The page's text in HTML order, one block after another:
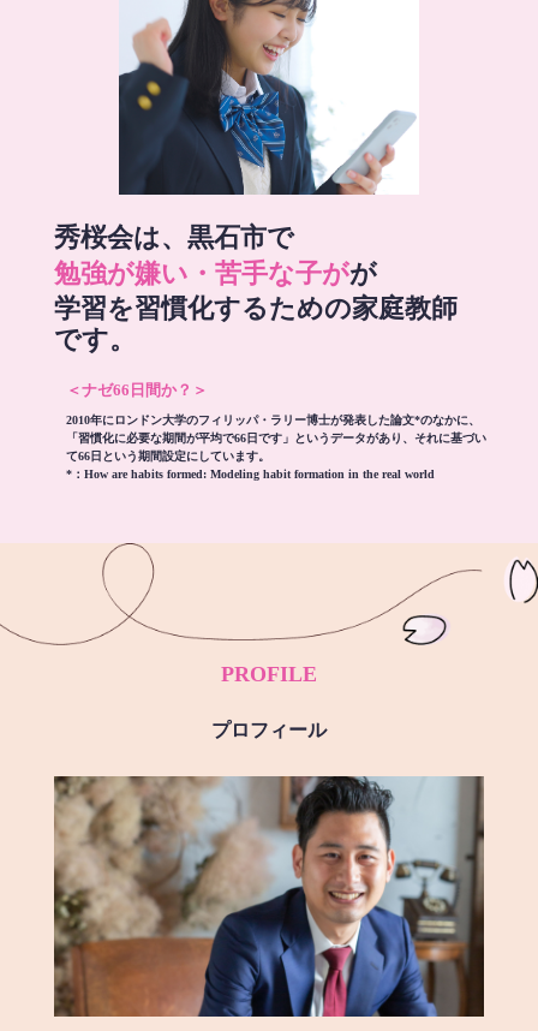
秀桜会は、黒石市で
勉強が嫌い・苦手な子がが
学習を習慣化するための家庭教師
です。
＜ナゼ66日間か？＞
2010年にロンドン大学のフィリッパ・ラリー博士が発表した論文*のなかに、
「習慣化に必要な期間が平均で66日です」というデータがあり、それに基づい
て66日という期間設定にしています。
*： How are habits formed: Modeling habit formation in the real world
PROFILE
プロフィール